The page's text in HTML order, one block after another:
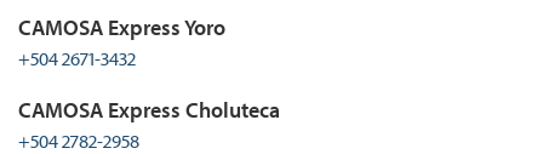
CAMOSA Express Yoro
+504 2671-3432
CAMOSA Express Choluteca
+504 2782-2958